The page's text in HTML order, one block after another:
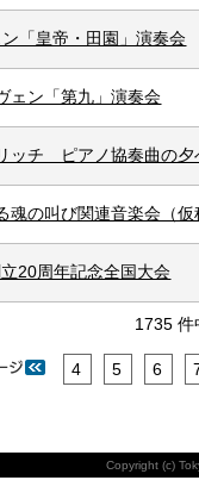
「皇帝・田園」演奏会
ェン「第九」演奏会
ッチ ピアノ協奏曲の夕
魂の叫び関連音楽会（仮
20周年記念全国大会
1735
4 5 6
Copyright (c)